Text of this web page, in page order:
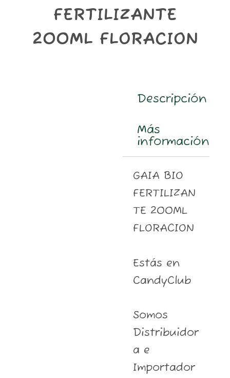
FERTILIZANTE
200ML FLORACION
Descripción
Más
información
GAIA BIO
FERTILIZAN
TE 200ML
FLORACION
Estás en
CandyClub
Somos
Distribuidor
a e
Importador